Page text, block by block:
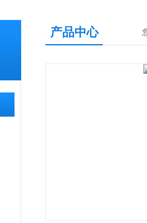
产品中心